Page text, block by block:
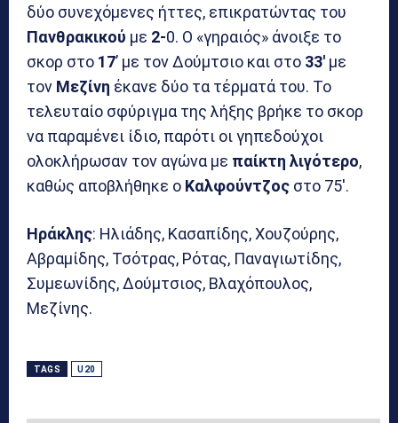
δύο συνεχόμενες ήττες, επικρατώντας του
Πανθρακικού με 2-0. Ο «γηραιός» άνοιξε το
σκορ στο 17’ με τον Δούμτσιο και στο 33′ με
τον Μεζίνη έκανε δύο τα τέρματά του. Το
τελευταίο σφύριγμα της λήξης βρήκε το σκορ
να παραμένει ίδιο, παρότι οι γηπεδούχοι
ολοκλήρωσαν τον αγώνα με παίκτη λιγότερο,
καθώς αποβλήθηκε ο Καλφούντζος στο 75′.
Ηράκλης: Ηλιάδης, Κασαπίδης, Χουζούρης,
Αβραμίδης, Τσότρας, Ρότας, Παναγιωτίδης,
Συμεωνίδης, Δούμτσιος, Βλαχόπουλος,
Μεζίνης.
TAGS U20